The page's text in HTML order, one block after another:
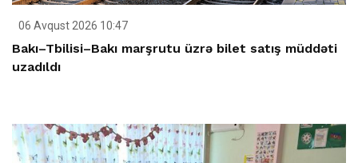
06 Avqust 2026 10:47
Bakı–Tbilisi–Bakı marşrutu üzrə bilet satış müddəti
uzadıldı